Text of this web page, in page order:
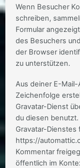
Wenn Besucher
schreiben,
Formular
des Besuchers
der Browser
zu unterstützen.
Aus deiner E-
Zeichenfolge
Gravatar-Dienst
du diesen
Gravatar-Dienstes
https://
Kommentar
öffentlich im